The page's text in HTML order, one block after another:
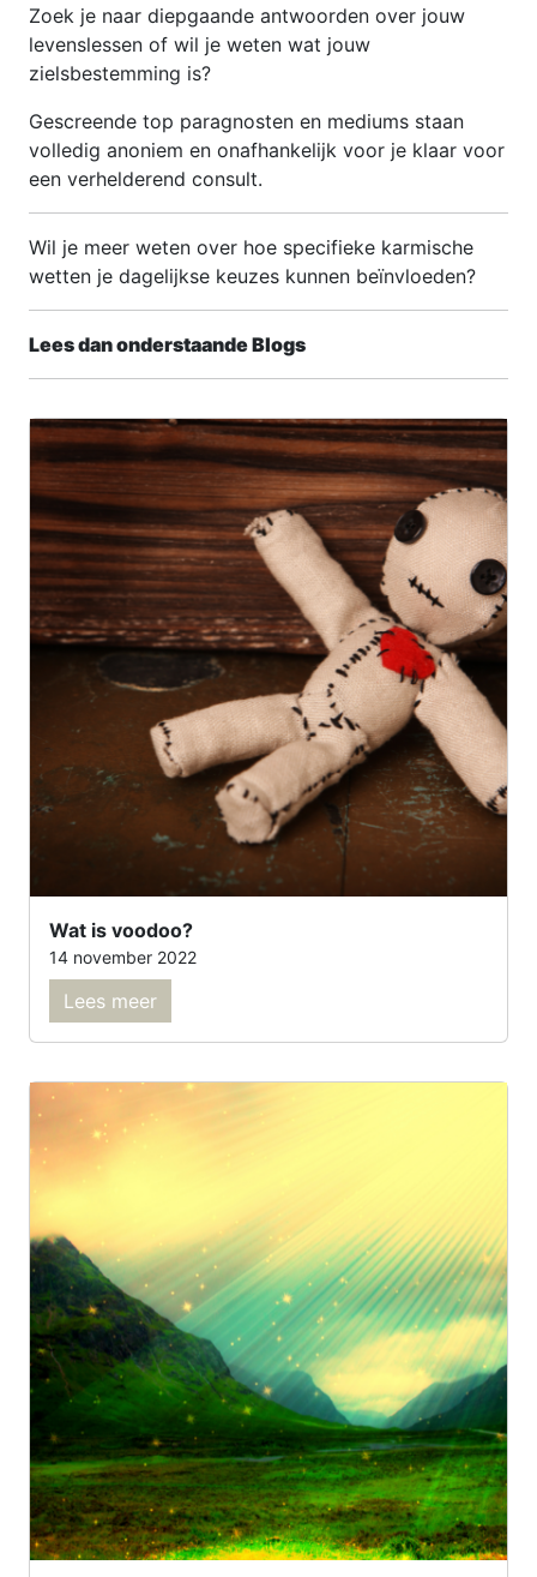
Zoek je naar diepgaande antwoorden over jouw
levenslessen of wil je weten wat jouw
zielsbestemming is?
Gescreende top paragnosten en mediums staan
volledig anoniem en onafhankelijk voor je klaar voor
een verhelderend consult.
Wil je meer weten over hoe specifieke karmische
wetten je dagelijkse keuzes kunnen beïnvloeden?
Lees dan onderstaande Blogs
Wat is voodoo?
14 november 2022
Lees meer